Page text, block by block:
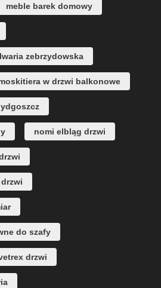
meble barek domowy
zebrzydowska
w drzwi balkonowe
nomi elbląg drzwi
do szafy
drzwi